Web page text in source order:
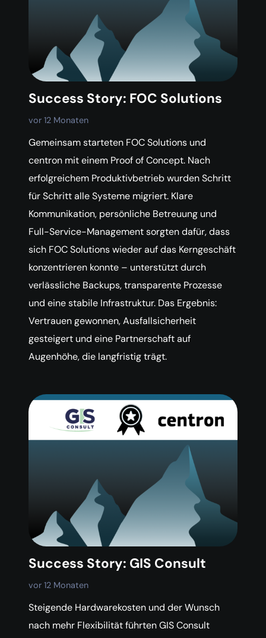
Success Story: FOC Solutions
vor 12 Monaten
Gemeinsam starteten FOC Solutions und
centron mit einem Proof of Concept. Nach
erfolgreichem Produktivbetrieb wurden Schritt
für Schritt alle Systeme migriert. Klare
Kommunikation, persönliche Betreuung und
Full-Service-Management sorgten dafür, dass
sich FOC Solutions wieder auf das Kerngeschäft
konzentrieren konnte – unterstützt durch
verlässliche Backups, transparente Prozesse
und eine stabile Infrastruktur. Das Ergebnis:
Vertrauen gewonnen, Ausfallsicherheit
gesteigert und eine Partnerschaft auf
Augenhöhe, die langfristig trägt.
Success Story: GIS Consult
vor 12 Monaten
Steigende Hardwarekosten und der Wunsch
nach mehr Flexibilität führten GIS Consult